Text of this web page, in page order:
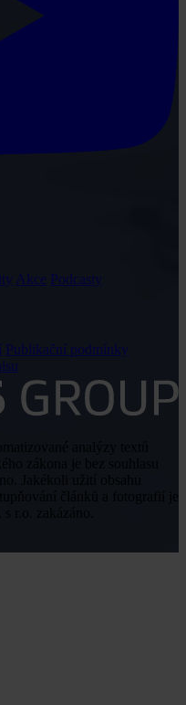
Akce Podcasty
Publikační podmínky
článků a fotografií je